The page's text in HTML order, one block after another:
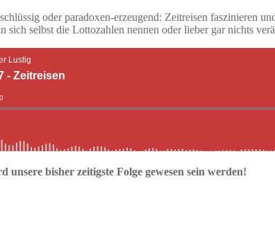
oder paradoxen-erzeugend: Zeitreisen faszinieren
sich selbst die Lottozahlen nennen oder lieber gar nichts
bisher zeitigste Folge gewesen sein werden!